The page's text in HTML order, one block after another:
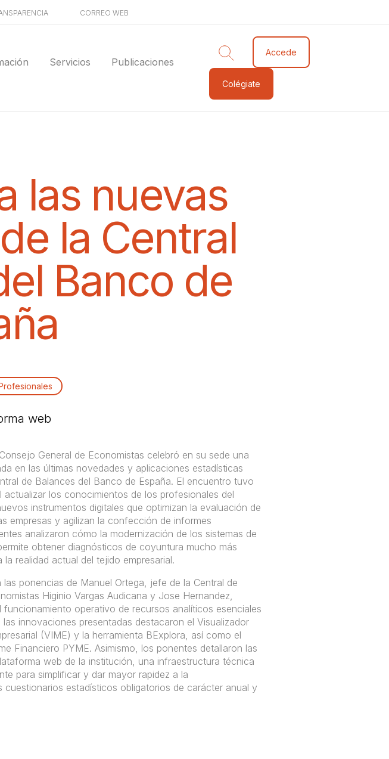
CORREO WEB
Servicios
Publicaciones
Accede
Colégiate
las nuevas
la Central
Banco de
Profesionales
web
General de Economistas celebró en su sede una
en las últimas novedades y aplicaciones estadísticas
de Balances del Banco de España. El encuentro tuvo
los conocimientos de los profesionales del
instrumentos digitales que optimizan la evaluación de
empresas y agilizan la confección de informes
analizaron cómo la modernización de los sistemas de
obtener diagnósticos de coyuntura mucho más
realidad actual del tejido empresarial.
ponencias de Manuel Ortega, jefe de la Central de
Higinio Vargas Audicana y Jose Hernandez,
funcionamiento operativo de recursos analíticos esenciales
innovaciones presentadas destacaron el Visualizador
(VIME) y la herramienta BExplora, así como el
Financiero PYME. Asimismo, los ponentes detallaron las
web de la institución, una infraestructura técnica
para simplificar y dar mayor rapidez a la
cuestionarios estadísticos obligatorios de carácter anual y